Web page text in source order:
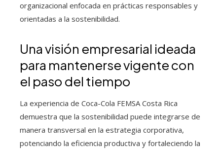
organizacional enfocada en prácticas responsables y
orientadas a la sostenibilidad.
Una visión empresarial ideada
para mantenerse vigente con
el paso del tiempo
La experiencia de Coca-Cola FEMSA Costa Rica
demuestra que la sostenibilidad puede integrarse de
manera transversal en la estrategia corporativa,
potenciando la eficiencia productiva y fortaleciendo la